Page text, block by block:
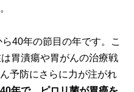
40年の節目の年です。こ
胃潰瘍や胃がんの治療戦
予防にさらに力が注がれ